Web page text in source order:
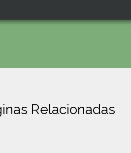
Relacionadas